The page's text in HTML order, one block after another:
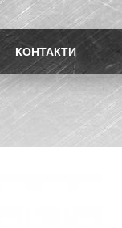
КОНТАКТИ